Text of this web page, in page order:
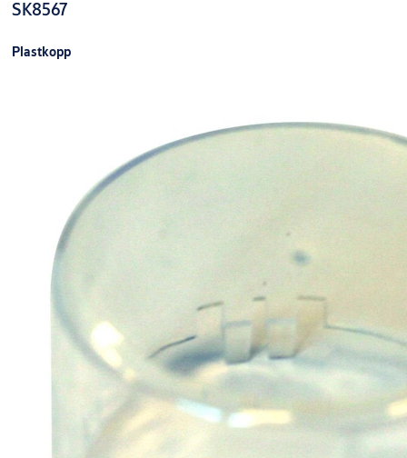
SK8567
Plastkopp